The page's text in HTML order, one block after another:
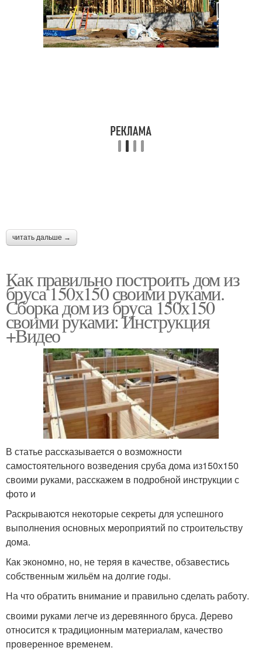
читать дальше →
Как правильно построить дом из
бруса 150х150 своими руками.
Сборка дом из бруса 150х150
своими руками: Инструкция
+Видео
В статье рассказывается о возможности
самостоятельного возведения сруба дома из150х150
своими руками, расскажем в подробной инструкции с
фото и
Раскрываются некоторые секреты для успешного
выполнения основных мероприятий по строительству
дома.
Как экономно, но, не теряя в качестве, обзавестись
собственным жильём на долгие годы.
На что обратить внимание и правильно сделать работу.
своими руками легче из деревянного бруса. Дерево
относится к традиционным материалам, качество
проверенное временем.